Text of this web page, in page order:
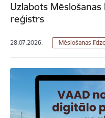
Uzlabots
reģistrs
28.07.2026. Mēslošanas